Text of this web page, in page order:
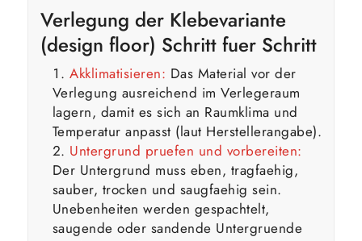
Verlegung der Klebevariante
(design floor) Schritt fuer Schritt
Akklimatisieren: Das Material vor der
Verlegung ausreichend im Verlegeraum
lagern, damit es sich an Raumklima und
Temperatur anpasst (laut Herstellerangabe).
Untergrund pruefen und vorbereiten:
Der Untergrund muss eben, tragfaehig,
sauber, trocken und saugfaehig sein.
Unebenheiten werden gespachtelt,
saugende oder sandende Untergruende